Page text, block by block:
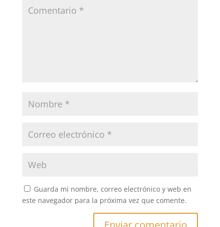
Guarda mi nombre, correo electrónico y web en
este navegador para la próxima vez que comente.